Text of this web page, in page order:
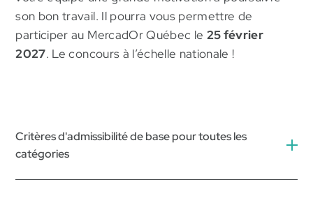
son bon travail. Il pourra vous permettre de
participer au MercadOr Québec le 25 février
2027. Le concours à l’échelle nationale !
Critères d'admissibilité de base pour toutes les
catégories